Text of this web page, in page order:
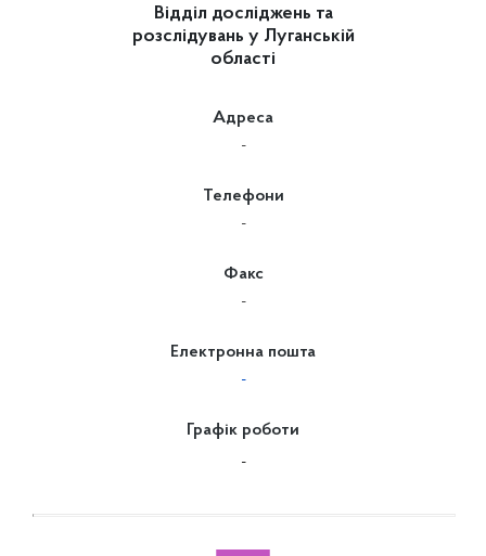
Відділ досліджень та
розслідувань у Луганській
області
Адреса
-
Телефони
-
Факс
-
Електронна пошта
-
Графік роботи
-